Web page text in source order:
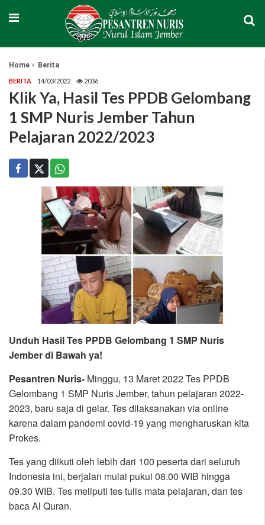
Home Berita
BERITA 14/03/2022 2036
Klik Ya, Hasil Tes PPDB Gelombang
1 SMP Nuris Jember Tahun
Pelajaran 2022/2023
Unduh Hasil Tes PPDB Gelombang 1 SMP Nuris
Jember di Bawah ya!
Pesantren Nuris- Minggu, 13 Maret 2022 Tes PPDB
Gelombang 1 SMP Nuris Jember, tahun pelajaran 2022-
2023, baru saja di gelar. Tes dilaksanakan via online
karena dalam pandemi covid-19 yang mengharuskan kita
Prokes.
Tes yang diikuti oleh lebih dari 100 peserta dari seluruh
Indonesia ini, berjalan mulai pukul 08.00 WIB hingga
09.30 WIB. Tes meliputi tes tulis mata pelajaran, dan tes
baca Al Quran.